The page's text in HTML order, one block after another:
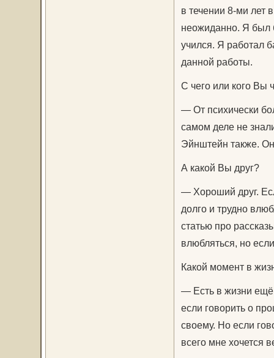
в течении 8-ми лет
неожиданно. Я был
учился. Я работал
данной работы.
С чего или кого Вы
— От психически
самом деле не
Эйнштейн также.
А какой Вы друг?
— Хороший друг.
долго и трудно
статью про
влюбляться, но
Какой момент в
— Есть в жизни ещё
если говорить о
своему. Но если
всего мне хочется